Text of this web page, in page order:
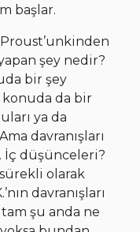
başlar.
Proust’unkinden
şey nedir?
bir şey
da bir
ya da
davranışları
İç düşünceleri?
olarak
davranışları
şu anda ne